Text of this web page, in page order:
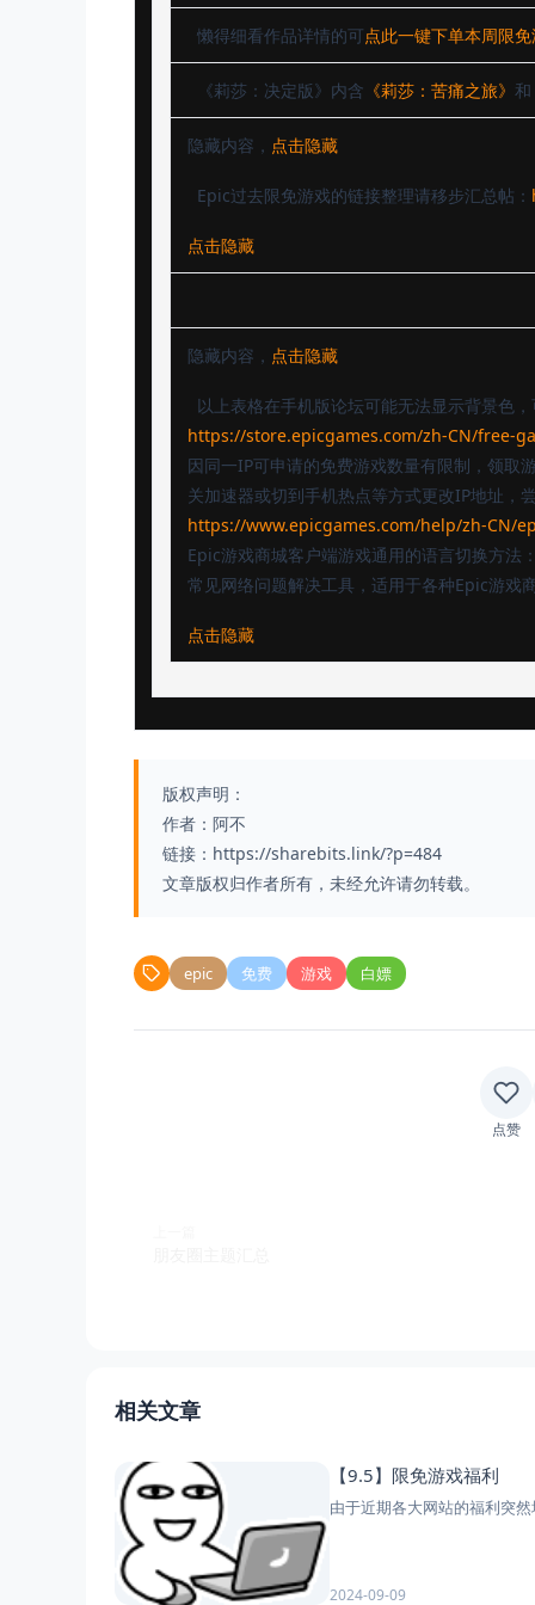
懒得细看作品详情的可点此一键下单本周限
《莉莎：决定版》内含 《莉莎：苦痛之旅》 和
隐藏内容， 点击隐藏
Epic过去限免游戏的链接整理请移步汇总帖：
点击隐藏
隐藏内容， 点击隐藏
以上表格在手机版论坛可能无法显示背景色
https://store.epicgames.com/zh-CN/free-
因同一IP可申请的免费游戏数量有限制，领取
关加速器或切到手机热点等方式更改IP地址，
https://www.epicgames.com/help/zh-CN/
Epic游戏商城客户端游戏通用的语言切换方法
常见网络问题解决工具，适用于各种Epic游戏
点击隐藏
版权声明：
作者：阿不
链接：https://sharebits.link/?p=484
文章版权归作者所有，未经允许请勿转载。
epic 免费 游戏 白嫖
点赞
相关文章
【9.5】限免游戏福利
由于近期各大网站的福利突
2024-09-09